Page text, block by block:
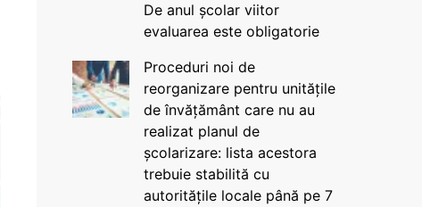
De anul școlar viitor
evaluarea este obligatorie
Proceduri noi de
reorganizare pentru unitățile
de învățământ care nu au
realizat planul de
școlarizare: lista acestora
trebuie stabilită cu
autoritățile locale până pe 7